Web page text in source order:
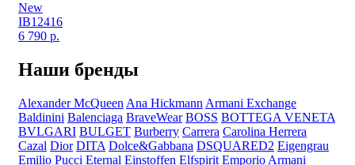
New
IB12416
6 790 р.
Наши бренды
Alexander McQueen Ana Hickmann Armani Exchange
Baldinini Balenciaga BraveWear BOSS BOTTEGA VENETA
BVLGARI BULGET Burberry Carrera Carolina Herrera
Cazal Dior DITA Dolce&Gabbana DSQUARED2 Eigengrau
Emilio Pucci Eternal Einstoffen Elfspirit Emporio Armani